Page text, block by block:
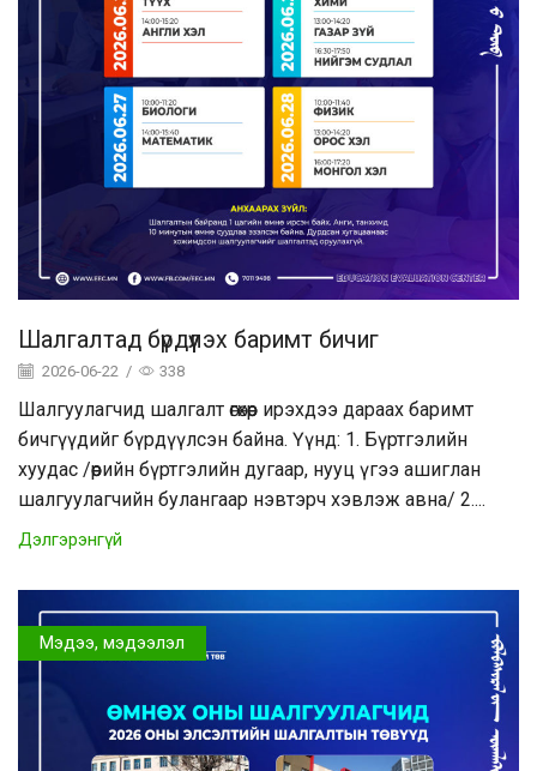
Шалгалтад бүрдүүлэх баримт бичиг
2026-06-22 / 338
Шалгуулагчид шалгалт өгөхөөр ирэхдээ дараах баримт
бичгүүдийг бүрдүүлсэн байна. Үүнд: 1. Бүртгэлийн
хуудас /өөрийн бүртгэлийн дугаар, нууц үгээ ашиглан
шалгуулагчийн булангаар нэвтэрч хэвлэж авна/ 2....
Дэлгэрэнгүй
Мэдээ, мэдээлэл